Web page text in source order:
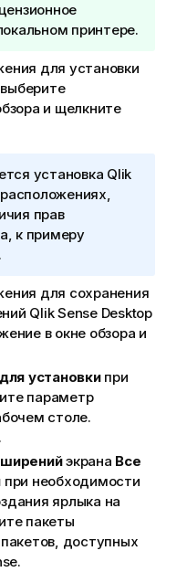
принтере.
для установки
и щелкните
установка Qlik
прав
к примеру
для сохранения
Qlik Sense Desktop
в окне обзора и
установкипри
параметр
столе.
экрана Все
при необходимости
ярлыка на
пакеты
доступных
.